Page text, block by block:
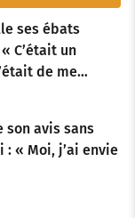
ses ébats
C’était un
de me…
son avis sans
« Moi, j’ai envie